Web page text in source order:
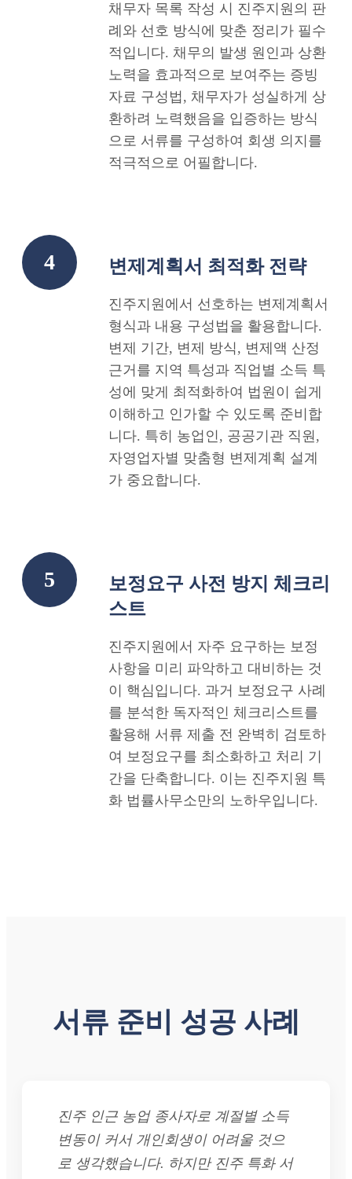
채무자 목록 작성 시 진주지원의 판
례와 선호 방식에 맞춘 정리가 필수
적입니다. 채무의 발생 원인과 상환
노력을 효과적으로 보여주는 증빙
자료 구성법, 채무자가 성실하게 상
환하려 노력했음을 입증하는 방식
으로 서류를 구성하여 회생 의지를
적극적으로 어필합니다.
4 변제계획서 최적화 전략
진주지원에서 선호하는 변제계획서
형식과 내용 구성법을 활용합니다.
변제 기간, 변제 방식, 변제액 산정
근거를 지역 특성과 직업별 소득 특
성에 맞게 최적화하여 법원이 쉽게
이해하고 인가할 수 있도록 준비합
니다. 특히 농업인, 공공기관 직원,
자영업자별 맞춤형 변제계획 설계
가 중요합니다.
5
보정요구 사전 방지 체크리
스트
진주지원에서 자주 요구하는 보정
사항을 미리 파악하고 대비하는 것
이 핵심입니다. 과거 보정요구 사례
를 분석한 독자적인 체크리스트를
활용해 서류 제출 전 완벽히 검토하
여 보정요구를 최소화하고 처리 기
간을 단축합니다. 이는 진주지원 특
화 법률사무소만의 노하우입니다.
서류 준비 성공 사례
진주 인근 농업 종사자로 계절별 소득
변동이 커서 개인회생이 어려울 것으
로 생각했습니다. 하지만 진주 특화 서